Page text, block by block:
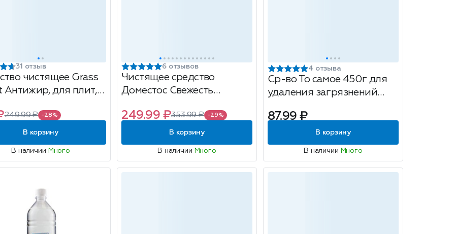
31 отзыв
чистящее Grass
Антижир, для плит,
249.99 ₽ -28%
В корзину
В наличии Много
6 отзывов
Чистящее средство
Доместос Свежесть
1л
249.99 ₽353.99 ₽ -29%
В корзину
В наличии Много
4 отзыва
Ср-во То самое 450г для
удаления загрязнений
87.99 ₽
В корзину
В наличии Много